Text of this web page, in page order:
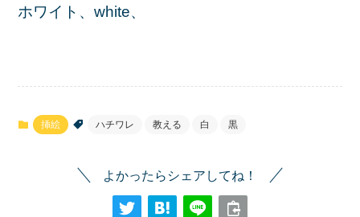
ホワイト、white、
挿絵 ハチワレ 教える 白 黒
よかったらシェアしてね！